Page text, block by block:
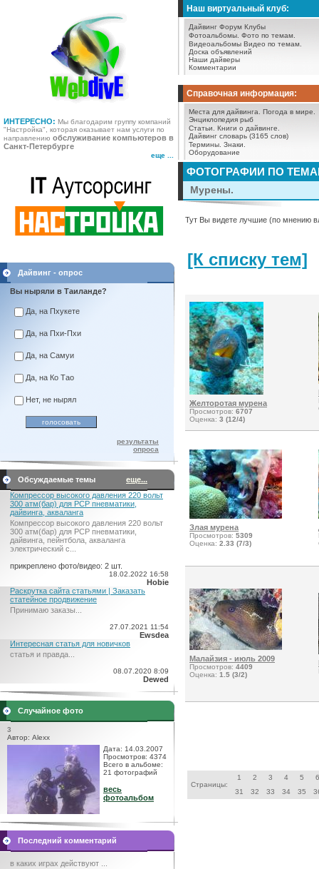
ИНТЕРЕСНО: Мы благодарим группу компаний
"Настройка", которая оказывает нам услуги по
направлению обслуживание компьютеров в
Санкт-Петербурге
еще ...
Наш виртуальный клуб:
Дайвинг Форум Клубы
Фотоальбомы. Фото по темам.
Видеоальбомы Видео по темам.
Доска объявлений
Наши дайверы
Комментарии
Справочная информация:
Места для дайвинга.
Погода в мире.
Энциклопедия рыб
Статьи.
Книги о дайвинге.
Дайвинг словарь (3165 слов)
Термины. Знаки.
Оборудование
Дайвинг - опрос
Вы ныряли в Таиланде?
Да, на Пхукете
Да, на Пхи-Пхи
Да, на Самуи
Да, на Ко Тао
Нет, не нырял
результаты
опроса
Обсуждаемые темы
еще...
Компрессор высокого давления 220 вольт
300 атм(бар) для PCP пневматики,
дайвинга, акваланга
Компрессор высокого давления 220 вольт
300 атм(бар) для PCP пневматики,
дайвинга, пейнтбола, акваланга
электрический c...
прикреплено фото/видео: 2 шт.
18.02.2022 16:58
Hobie
Раскрутка сайта статьями | Заказать
статейное продвижение
Принимаю заказы...
27.07.2021 11:54
Ewsdea
Интересная статья для новичков
статья и правда...
08.07.2020 8:09
Dewed
Случайное фото
3
Автор: Alexx
Дата: 14.03.2007
Просмотров: 4374
Всего в альбоме:
21 фотографий
весь
фотоальбом
Последний комментарий
в каких играх действуют ...
ФОТОГРАФИИ ПО
Мурены.
Тут Вы видете лучшие (по мнению
[К списку тем]
Желторотая мурена
Просмотров: 6707
Оценка: 3 (12/4)
Злая мурена
Просмотров: 5309
Оценка: 2.33 (7/3)
Малайзия - июль 2009
Просмотров: 4409
Оценка: 1.5 (3/2)
Страницы:
1 2 3 4 5
6
31
32 33 34 35